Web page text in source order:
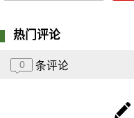
热门评论
0 条评论